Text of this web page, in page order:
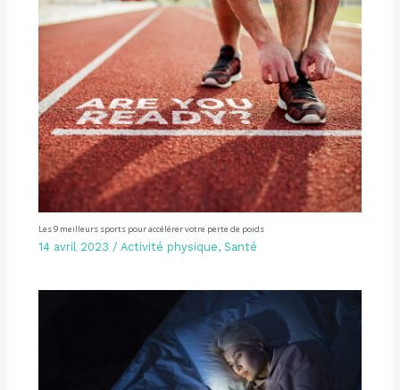
Les 9 meilleurs sports pour accélérer votre perte de poids
14 avril 2023 / Activité physique, Santé